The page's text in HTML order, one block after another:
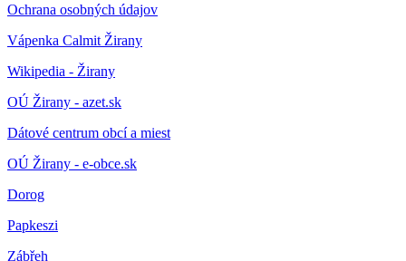
Ochrana osobných údajov
Vápenka Calmit Žirany
Wikipedia - Žirany
OÚ Žirany - azet.sk
Dátové centrum obcí a miest
OÚ Žirany - e-obce.sk
Dorog
Papkeszi
Zábřeh